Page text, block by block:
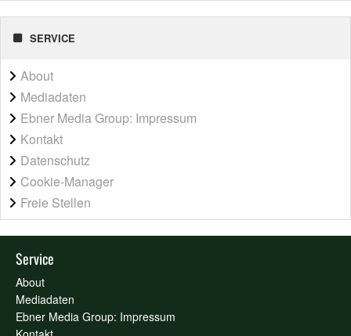
SERVICE
About
Mediadaten
Ebner Media Group: Impressum
Kontakt
Datenschutz
Cookie-Manager
Freie Stellen
Service
About
Mediadaten
Ebner Media Group: Impressum